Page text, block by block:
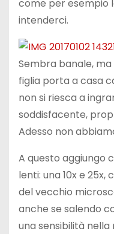
come per esempio
intenderci.
Sembra banale,
figlia porta a casa
non si riesca a
soddisfacente,
Adesso non
A questo aggiungo
lenti: una 10x e
del vecchio
anche se salendo
una sensibilità